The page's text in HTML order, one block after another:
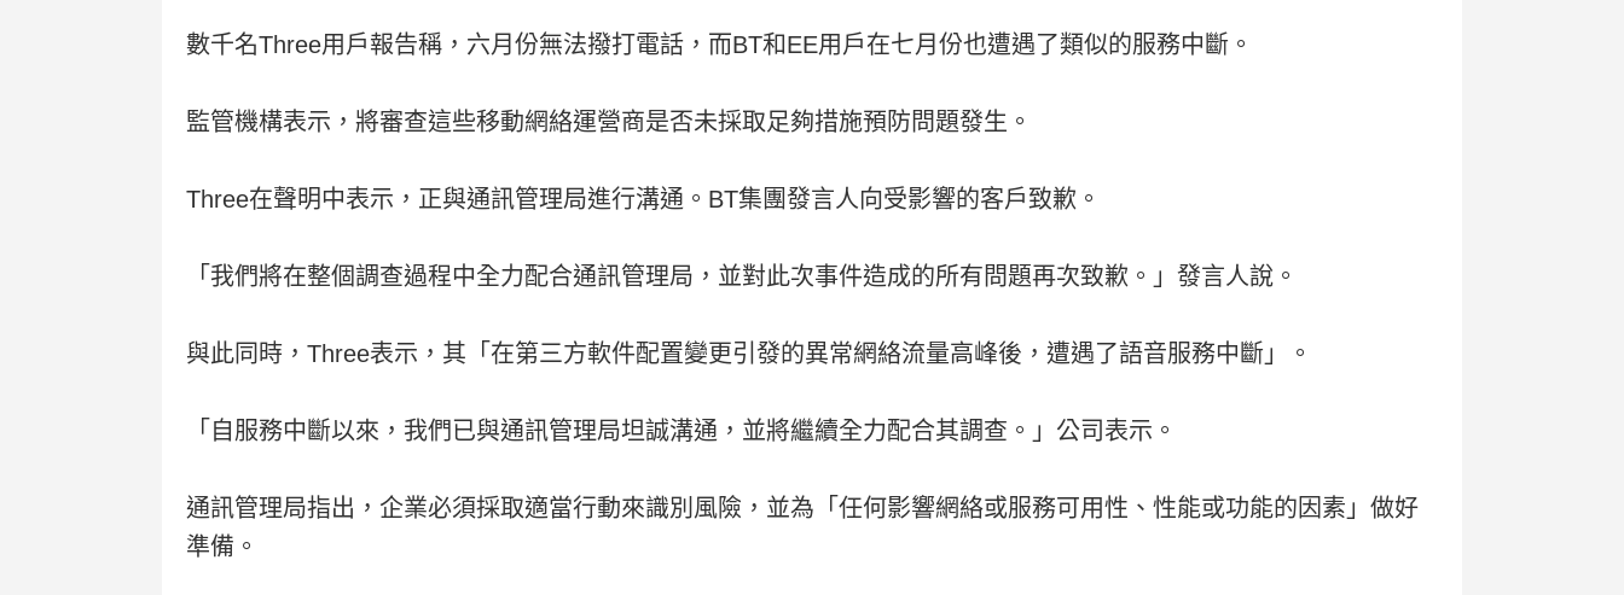
數千名Three用戶報告稱，六月份無法撥打電話，而BT和EE用戶在七月份也遭遇了類似的服務中斷。
監管機構表示，將審查這些移動網絡運營商是否未採取足夠措施預防問題發生。
Three在聲明中表示，正與通訊管理局進行溝通。BT集團發言人向受影響的客戶致歉。
「我們將在整個調查過程中全力配合通訊管理局，並對此次事件造成的所有問題再次致歉。」發言人說。
與此同時，Three表示，其「在第三方軟件配置變更引發的異常網絡流量高峰後，遭遇了語音服務中斷」。
「自服務中斷以來，我們已與通訊管理局坦誠溝通，並將繼續全力配合其調查。」公司表示。
通訊管理局指出，企業必須採取適當行動來識別風險，並為「任何影響網絡或服務可用性、性能或功能的因素」做好
準備。